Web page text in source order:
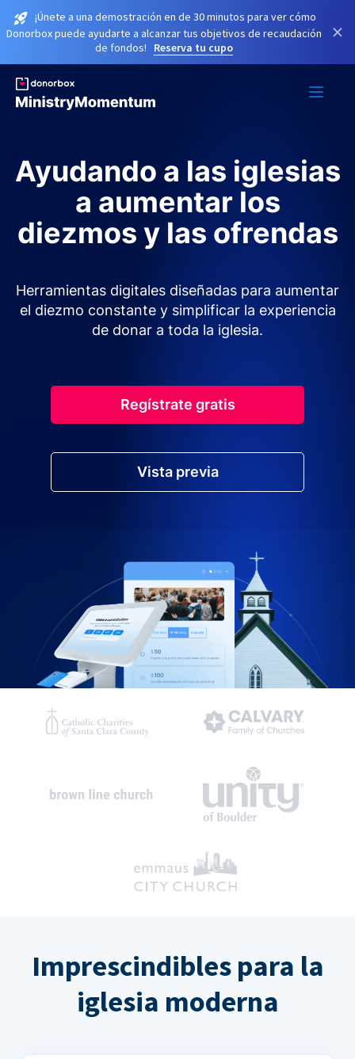
¡Únete a una demostración en de 30 minutos para ver cómo
Donorbox puede ayudarte a alcanzar tus objetivos de recaudación
de fondos!
Reserva tu cupo
×
Ayudando a las iglesias
a aumentar los
diezmos y las ofrendas
Herramientas digitales diseñadas para aumentar
el diezmo constante y simplificar la experiencia
de donar a toda la iglesia.
Regístrate gratis
Vista previa
Imprescindibles para la
iglesia moderna